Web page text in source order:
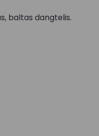
baltas dangtelis.